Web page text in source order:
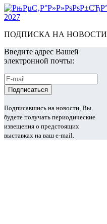
ПОДПИСКА НА НОВОСТИ
Введите адрес Вашей
электронной почты:
Подписавшись на новости, Вы
будете получать периодические
извещения о предстоящих
выставках на ваш e-mail.